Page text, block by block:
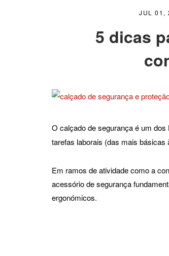
JUL 01,
5 dicas
O calçado de segurança é um dos
tarefas laborais (das mais
Em ramos de atividade como a
acessório de segurança
ergonómicos.